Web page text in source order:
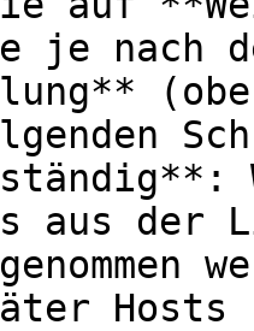
je nach
aus
Hosts